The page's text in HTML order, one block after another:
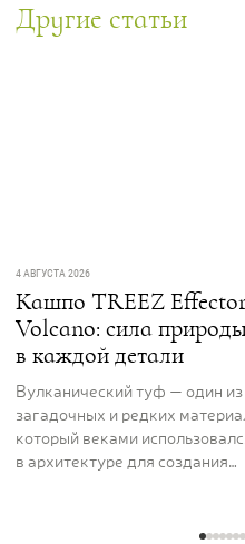
Другие статьи
4 АВГУСТА 2026
Кашпо TREEZ
Volcano: сила
в каждой детали
Вулканический туф — один
загадочных и редких
который веками
в архитектуре для создания
фактурная поверхность как